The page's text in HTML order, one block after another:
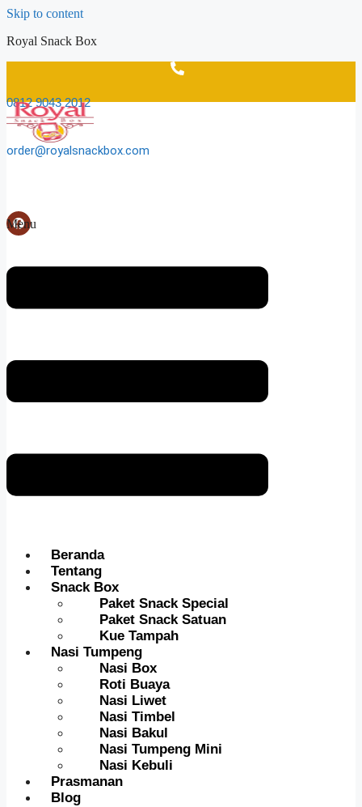
Skip to content
Royal Snack Box
0812 9043 2012
order@royalsnackbox.com
Menu
Beranda
Tentang
Snack Box
Paket Snack Special
Paket Snack Satuan
Kue Tampah
Nasi Tumpeng
Nasi Box
Roti Buaya
Nasi Liwet
Nasi Timbel
Nasi Bakul
Nasi Tumpeng Mini
Nasi Kebuli
Prasmanan
Blog